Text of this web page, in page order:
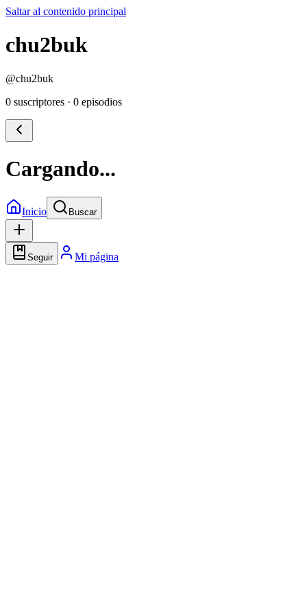
Saltar al contenido principal
chu2buk
@chu2buk
0 suscriptores · 0 episodios
Cargando...
Inicio Buscar
Seguir Mi página